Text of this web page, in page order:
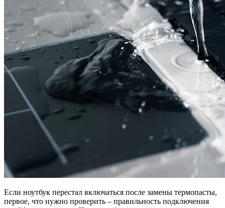
Если ноутбук перестал включаться после замены термопасты,
первое, что нужно проверить – правильность подключения